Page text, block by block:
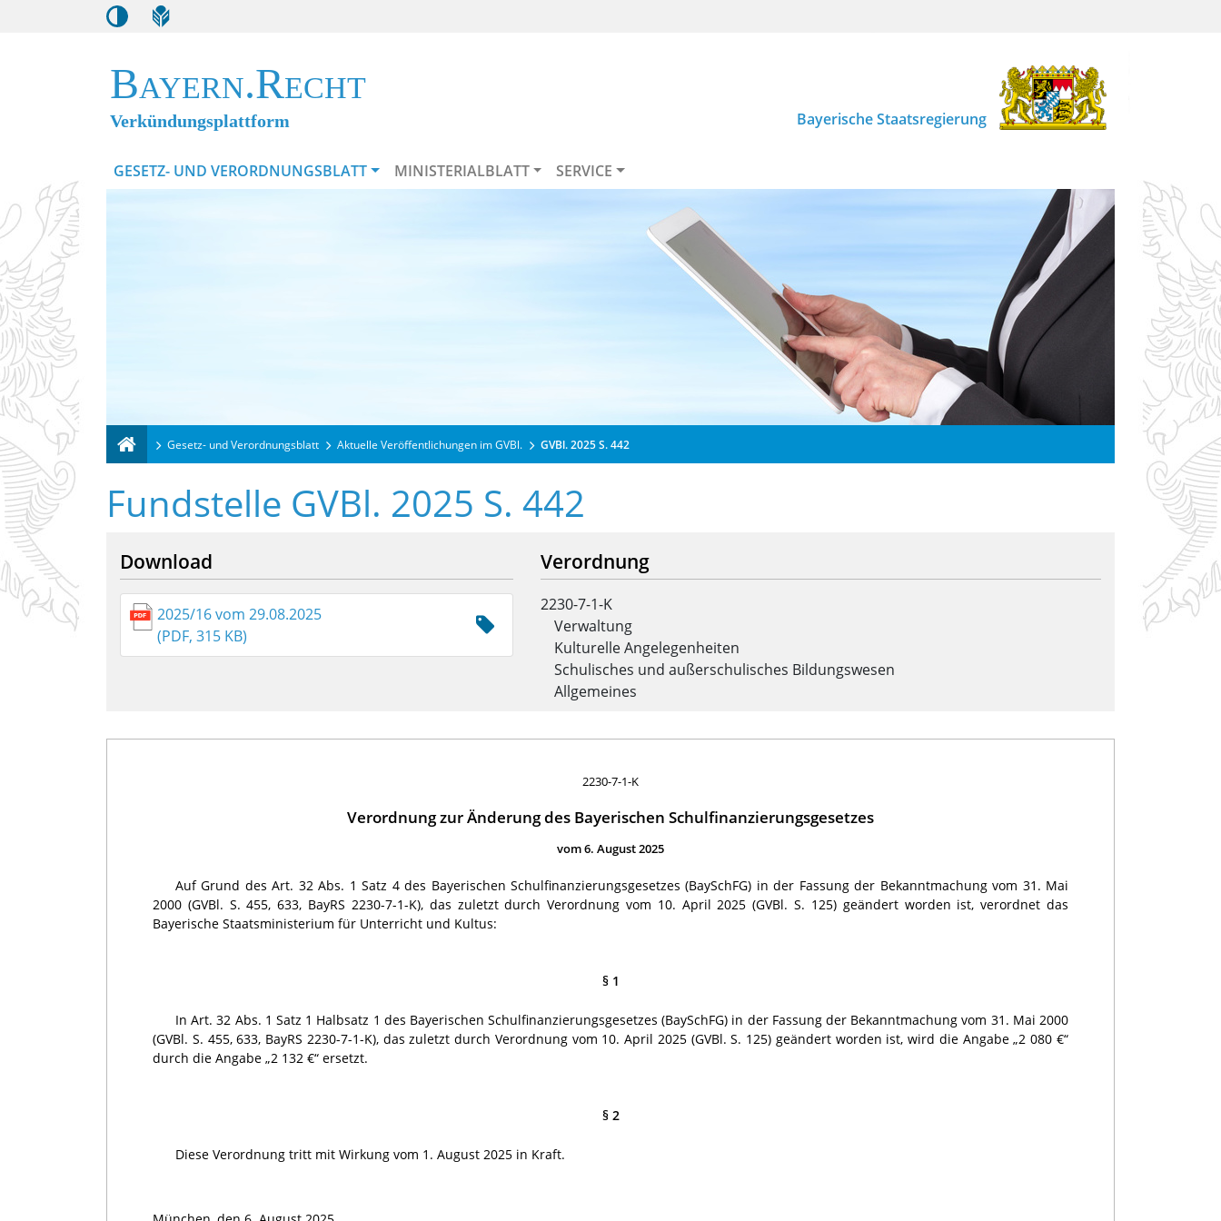
Bayern.Recht
Verkündungsplattform Bayerische Staatsregierung
GESETZ- UND VERORDNUNGSBLATT MINISTERIALBLATT SERVICE
Gesetz- und Verordnungsblatt Aktuelle Veröffentlichungen im GVBl. GVBl. 2025 S. 442
Fundstelle GVBl. 2025 S. 442
Download
2025/16 vom 29.08.2025
(PDF, 315 KB)
Verordnung
2230-7-1-K
Verwaltung
Kulturelle Angelegenheiten
Schulisches und außerschulisches Bildungswesen
Allgemeines
2230-7-1-K
Verordnung zur Änderung des Bayerischen Schulfinanzierungsgesetzes
vom 6. August 2025
Auf Grund des Art. 32 Abs. 1 Satz 4 des Bayerischen Schulfinanzierungsgesetzes (BaySchFG) in der Fassung der Bekanntmachung vom 31. Mai
2000 (GVBl. S. 455, 633, BayRS 2230-7-1-K), das zuletzt durch Verordnung vom 10. April 2025 (GVBl. S. 125) geändert worden ist, verordnet das
Bayerische Staatsministerium für Unterricht und Kultus:
§ 1
In Art. 32 Abs. 1 Satz 1 Halbsatz 1 des Bayerischen Schulfinanzierungsgesetzes (BaySchFG) in der Fassung der Bekanntmachung vom 31. Mai 2000
(GVBl. S. 455, 633, BayRS 2230-7-1-K), das zuletzt durch Verordnung vom 10. April 2025 (GVBl. S. 125) geändert worden ist, wird die Angabe „2 080 €“
durch die Angabe „2 132 €“ ersetzt.
§ 2
Diese Verordnung tritt mit Wirkung vom 1. August 2025 in Kraft.